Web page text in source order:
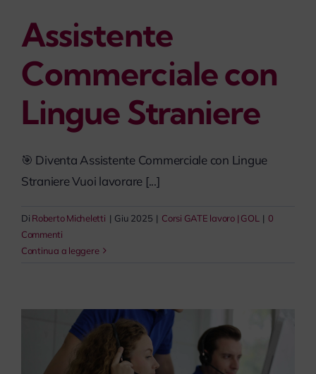
Assistente
Commerciale con
Lingue Straniere
🎯 Diventa Assistente Commerciale con Lingue
Straniere Vuoi lavorare [...]
Di Roberto Micheletti | Giu 2025 | Corsi GATE lavoro | GOL | 0
Commenti
Continua a leggere